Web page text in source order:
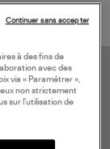
à des fins de
avec des
via « Paramétrer »,
non strictement
sur l’utilisation de
Continuer sans accepter